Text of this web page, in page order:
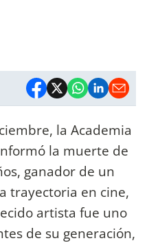
la Academia
la muerte de
ganador de un
trayectoria en cine,
artista fue uno
de su generación,